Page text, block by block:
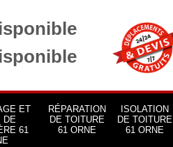
ET
DE
61
RÉPARATION
DE TOITURE
61 ORNE
ISOLATION
DE TOITURE
61 ORNE